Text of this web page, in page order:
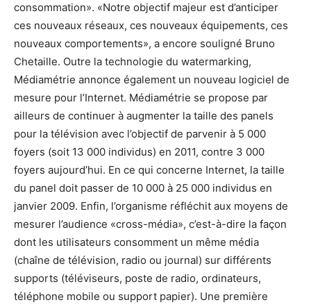
consommation». «Notre objectif majeur est d’anticiper
ces nouveaux réseaux, ces nouveaux équipements, ces
nouveaux comportements», a encore souligné Bruno
Chetaille. Outre la technologie du watermarking,
Médiamétrie annonce également un nouveau logiciel de
mesure pour l’Internet. Médiamétrie se propose par
ailleurs de continuer à augmenter la taille des panels
pour la télévision avec l’objectif de parvenir à 5 000
foyers (soit 13 000 individus) en 2011, contre 3 000
foyers aujourd’hui. En ce qui concerne Internet, la taille
du panel doit passer de 10 000 à 25 000 individus en
janvier 2009. Enfin, l’organisme réfléchit aux moyens de
mesurer l’audience «cross-média», c’est-à-dire la façon
dont les utilisateurs consomment un même média
(chaîne de télévision, radio ou journal) sur différents
supports (téléviseurs, poste de radio, ordinateurs,
téléphone mobile ou support papier). Une première